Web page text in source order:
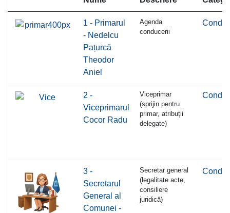
1 - Primarul
- Nedelcu
Pațurcă
Theodor
Aniel
Agenda
conducerii
2 -
Viceprimarul
Cocor Radu
Viceprimar
(sprijin pentru
primar, atribuții
delegate)
3 -
Secretarul
General al
Comunei -
Secretar general
(legalitate acte,
consiliere
juridică)